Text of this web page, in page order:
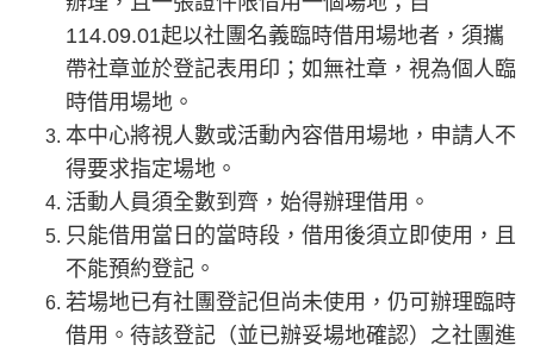
114.09.01起以社團名義臨時借用場地者，須攜
帶社章並於登記表用印；如無社章，視為個人臨
時借用場地。
本中心將視人數或活動內容借用場地，申請人不
得要求指定場地。
活動人員須全數到齊，始得辦理借用。
只能借用當日的當時段，借用後須立即使用，且
不能預約登記。
若場地已有社團登記但尚未使用，仍可辦理臨時
借用。待該登記（並已辦妥場地確認）之社團進